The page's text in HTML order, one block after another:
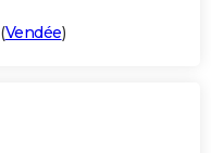
(Vendée)